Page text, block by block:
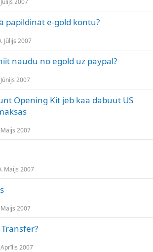
papildināt e-gold kontu?
Jūlijs 2007
naudu no egold uz paypal?
2007
Opening Kit jeb kaa dabuut US
2007
Maijs 2007
2007
2007